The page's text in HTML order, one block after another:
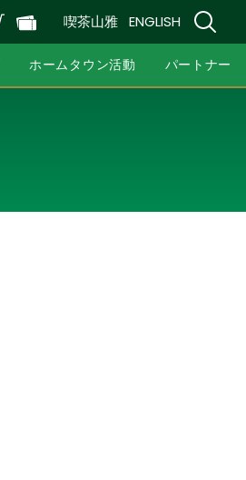
喫茶山雅 ENGLISH
ホームタウン活動 パートナー